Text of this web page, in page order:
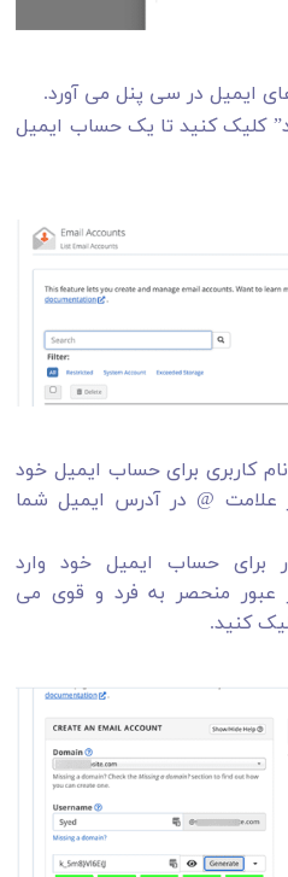
ایمیل در سی پنل می آورد.
کلیک کنید تا یک حساب ایمیل
کاربری برای حساب ایمیل خود
علامت @ در آدرس ایمیل شما
برای حساب ایمیل خود وارد
عبور منحصر به فرد و قوی می
کنید.